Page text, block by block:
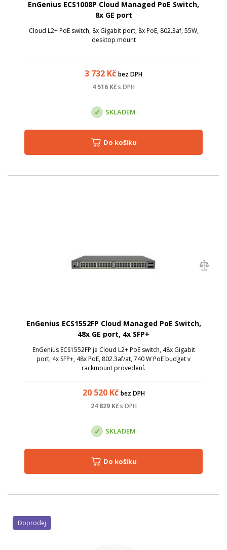
EnGenius ECS1008P Cloud Managed PoE Switch,
8x GE port
Cloud L2+ PoE switch, 8x Gigabit port, 8x PoE, 802.3af, 55W,
desktop mount
3 732 Kč bez DPH
4 516 Kčs DPH
SKLADEM
Do košíku
EnGenius ECS1552FP Cloud Managed PoE Switch,
48x GE port, 4x SFP+
EnGenius ECS1552FP je Cloud L2+ PoE switch, 48x Gigabit
port, 4x SFP+, 48x PoE, 802.3af/at, 740 W PoE budget v
rackmount provedení.
20 520Kč bez DPH
24 829Kč s DPH
SKLADEM
Do košíku
Doprodej